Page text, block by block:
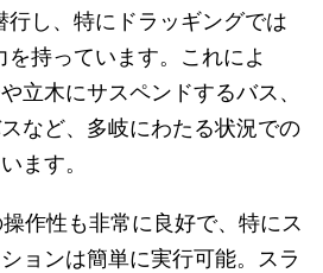
行し、特にドラッギングでは
持っています。これによ
立木にサスペンドするバス、
など、多岐にわたる状況での
ます。
作性も非常に良好で、特にス
ョンは簡単に実行可能。スラ